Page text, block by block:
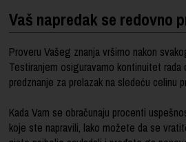
Vaš napredak se redovno
Proveru Vašeg znanja vršimo nakon
Testiranjem osiguravamo kontinuitet
predznanje za prelazak na sledeću celinu
Kada Vam se obračunaju procenti
koje ste napravili, lako možete da se